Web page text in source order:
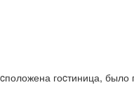
гоcтиница,